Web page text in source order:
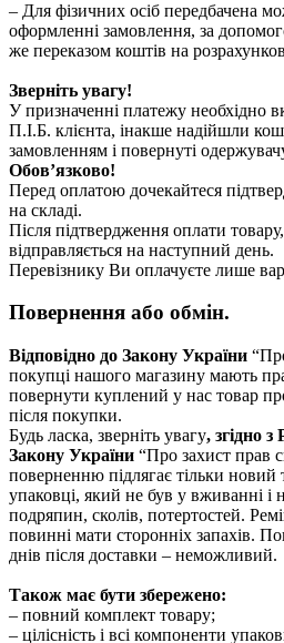
– Для фізичних осіб передбачена
оформленні замовлення, за
же переказом коштів на
Зверніть увагу!
У призначенні платежу необхідно
П.І.Б. клієнта, інакше надійшли
замовленням і повернуті
Обов’язково!
Перед оплатою дочекайтеся
на складі.
Після підтвердження оплати
відправляється на наступний день.
Перевізнику Ви оплачуєте лише
Повернення або обмін.
Відповідно до Закону України
покупці нашого магазину мають
повернути куплений у нас товар
після покупки.
Будь ласка, зверніть увагу, згідно
Закону України “Про захист прав
поверненню підлягає тільки новий
упаковці, який не був у вживанні і
подряпин, сколів, потертостей.
повинні мати сторонніх запахів.
днів після доставки – неможливий.
Також має бути збережено:
– повний комплект товару;
– цілісність і всі компоненти